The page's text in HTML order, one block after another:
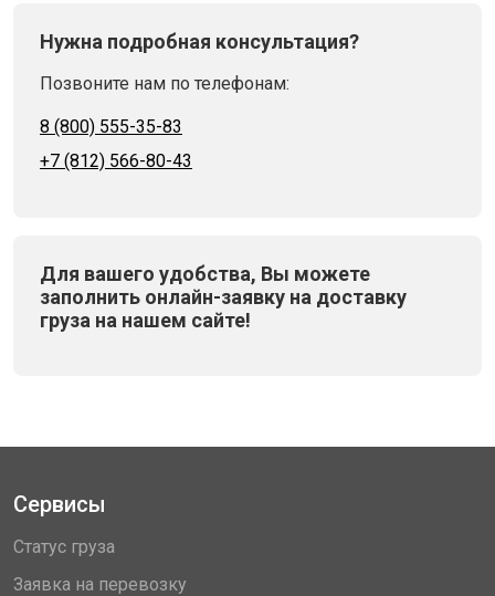
Нужна подробная консультация?
Позвоните нам по телефонам:
8 (800) 555-35-83
+7 (812) 566-80-43
Для вашего удобства, Вы можете
заполнить онлайн-заявку на доставку
груза на нашем сайте!
Сервисы
Статус груза
Заявка на перевозку